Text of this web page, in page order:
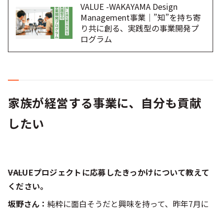
VALUE -WAKAYAMA Design
Management事業│”知”を持ち寄
り共に創る、実践型の事業開発プ
ログラム
家族が経営する事業に、自分も貢献
したい
――VALUEプロジェクトに応募したきっかけについて教えて
ください。
坂野さん： 純粋に面白そうだと興味を持って、昨年7月に